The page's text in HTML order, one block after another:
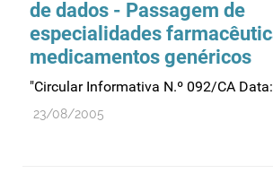
Reações adversas
Recursos humanos
Registo
Regulamentação
de dados - Passagem de
especialidades
medicamentos genéricos
"Circular Informativa N.º 092/CA
23/08/2005